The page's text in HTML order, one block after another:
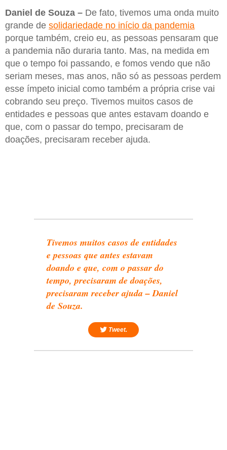
Daniel de Souza – De fato, tivemos uma onda muito
grande de solidariedade no início da pandemia
porque também, creio eu, as pessoas pensaram que
a pandemia não duraria tanto. Mas, na medida em
que o tempo foi passando, e fomos vendo que não
seriam meses, mas anos, não só as pessoas perdem
esse ímpeto inicial como também a própria crise vai
cobrando seu preço. Tivemos muitos casos de
entidades e pessoas que antes estavam doando e
que, com o passar do tempo, precisaram de
doações, precisaram receber ajuda.
Tivemos muitos casos de entidades
e pessoas que antes estavam
doando e que, com o passar do
tempo, precisaram de doações,
precisaram receber ajuda – Daniel
de Souza.
Tweet.